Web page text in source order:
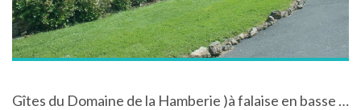
Gîtes du Domaine de la Hamberie )à falaise en basse Normandie avec piscine et accès handicapé